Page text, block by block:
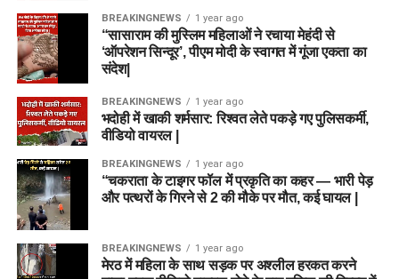
BREAKINGNEWS 1 year ago
“सासाराम की मुस्लिम महिलाओं ने रचाया मेहंदी से
‘ऑपरेशन सिन्दूर’, पीएम मोदी के स्वागत में गूंजा एकता का
संदेश|
BREAKINGNEWS 1 year ago
भदोही में खाकी शर्मसार: रिश्वत लेते पकड़े गए पुलिसकर्मी,
वीडियो वायरल |
BREAKINGNEWS 1 year ago
“चकराता के टाइगर फॉल में प्रकृति का कहर — भारी पेड़
और पत्थरों के गिरने से 2 की मौके पर मौत, कई घायल |
BREAKINGNEWS 1 year ago
मेरठ में महिला के साथ सड़क पर अश्लील हरकत करने